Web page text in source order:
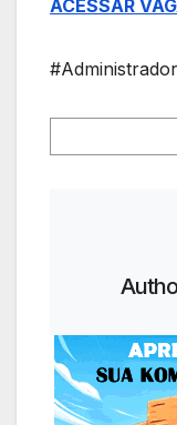
ACESSAR